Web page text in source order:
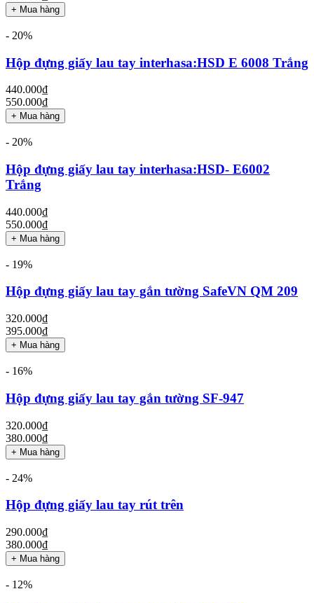
+ Mua hàng
- 20%
Hộp đựng giấy lau tay interhasa:HSD E 6008 Trắng
440.000₫
550.000₫
+ Mua hàng
- 20%
Hộp đựng giấy lau tay interhasa:HSD- E6002
Trắng
440.000₫
550.000₫
+ Mua hàng
- 19%
Hộp đựng giấy lau tay gắn tường SafeVN QM 209
320.000₫
395.000₫
+ Mua hàng
- 16%
Hộp đựng giấy lau tay gắn tường SF-947
320.000₫
380.000₫
+ Mua hàng
- 24%
Hộp đựng giấy lau tay rút trên
290.000₫
380.000₫
+ Mua hàng
- 12%